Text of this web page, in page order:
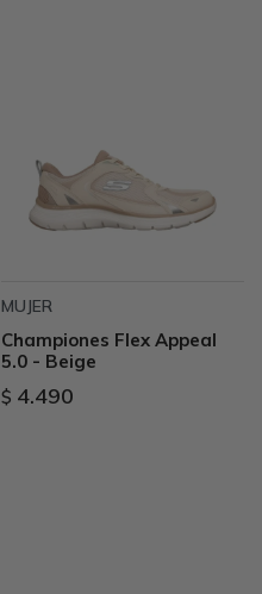
MUJER
Championes Flex Appeal
5.0 - Beige
$ 4.490